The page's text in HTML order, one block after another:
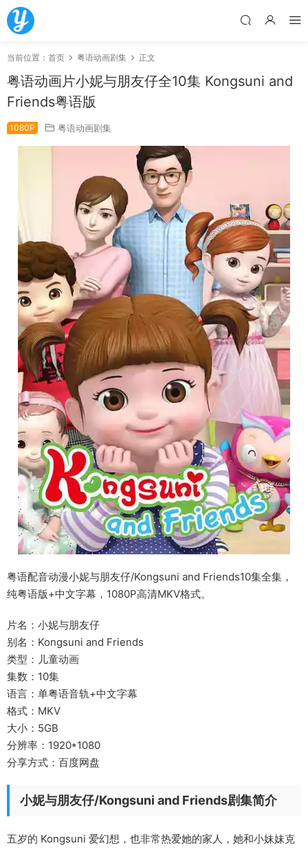
当前位置： 首页 粤语动画剧集 正文
粤语动画片小妮与朋友仔全10集 Kongsuni and
Friends粤语版
1080P 粤语动画剧集
粤语配音动漫小妮与朋友仔/Kongsuni and Friends10集全集，
纯粤语版+中文字幕，1080P高清MKV格式。
片名：小妮与朋友仔
别名：Kongsuni and Friends
类型：儿童动画
集数：10集
语言：单粤语音轨+中文字幕
格式：MKV
大小：5GB
分辨率：1920*1080
分享方式：百度网盘
小妮与朋友仔/Kongsuni and Friends剧集简介
五岁的 Kongsuni 爱幻想，也非常热爱她的家人，她和小妹妹克